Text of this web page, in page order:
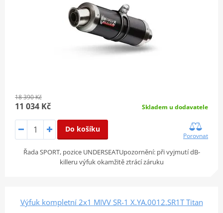
18 390 Kč
11 034 Kč Skladem u dodavatele
Do košíku
Porovnat
Řada SPORT, pozice UNDERSEATUpozornění: při vyjmutí dB-
killeru výfuk okamžitě ztrácí záruku
Výfuk kompletní 2x1 MIVV SR-1 X.YA.0012.SR1T Titan